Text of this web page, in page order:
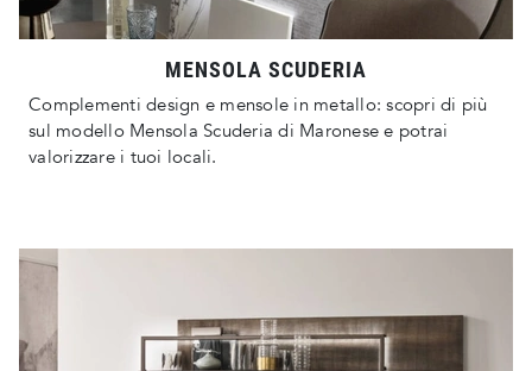
MENSOLA SCUDERIA
Complementi design e mensole in metallo: scopri di più
sul modello Mensola Scuderia di Maronese e potrai
valorizzare i tuoi locali.